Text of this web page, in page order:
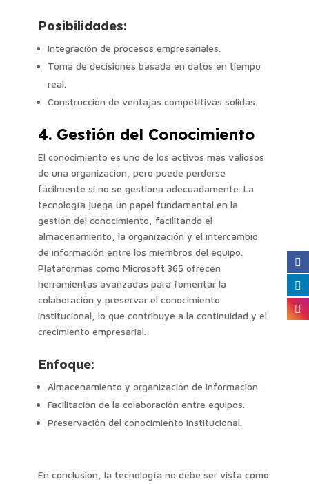
Posibilidades:
Integración de procesos empresariales.
Toma de decisiones basada en datos en tiempo
real.
Construcción de ventajas competitivas sólidas.
4. Gestión del Conocimiento
El conocimiento es uno de los activos más valiosos
de una organización, pero puede perderse
fácilmente si no se gestiona adecuadamente. La
tecnología juega un papel fundamental en la
gestión del conocimiento, facilitando el
almacenamiento, la organización y el intercambio
de información entre los miembros del equipo.
Plataformas como Microsoft 365 ofrecen
herramientas avanzadas para fomentar la
colaboración y preservar el conocimiento
institucional, lo que contribuye a la continuidad y el
crecimiento empresarial.
Enfoque:
Almacenamiento y organización de información.
Facilitación de la colaboración entre equipos.
Preservación del conocimiento institucional.
En conclusión, la tecnología no debe ser vista como